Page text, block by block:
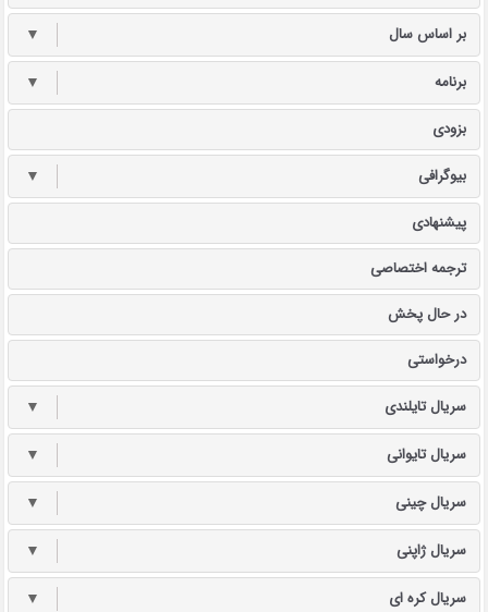
بر اساس سال ▼
برنامه ▼
بزودی
بیوگرافی ▼
پیشنهادی
ترجمه اختصاصی
در حال پخش
درخواستی
سریال تایلندی ▼
سریال تایوانی ▼
سریال چینی ▼
سریال ژاپنی ▼
سریال کره ای ▼